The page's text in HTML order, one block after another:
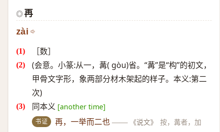
◎ 再
zài
［数］
(会意。小篆:从一，冓( gòu)省。“冓”是“构”的初文，
甲骨文字形，象两部分材木架起的样子。本义:第二
次)
同本义 [another time]
书证 再，一举而二也 —— 《说文》
按，冓者，加